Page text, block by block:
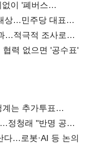
이 '폐버스
상…민주당 대표로
…적극적 조사로
력 없으면 '공수표'
는 추가투표
정청래 "반명 공세
다…로봇·AI 등 논의